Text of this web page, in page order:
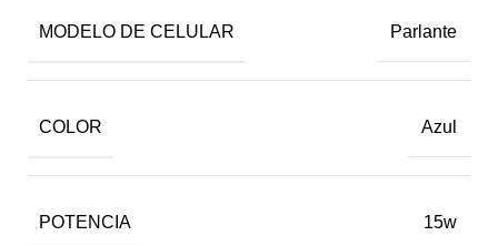
MODELO DE CELULAR Parlante
COLOR Azul
POTENCIA 15w